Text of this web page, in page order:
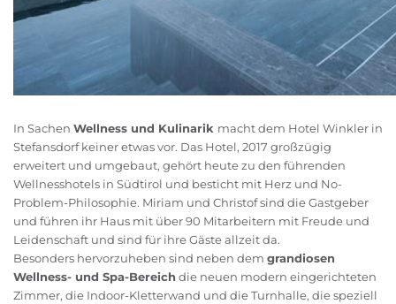
In Sachen Wellness und Kulinarik macht dem Hotel Winkler in
Stefansdorf keiner etwas vor. Das Hotel, 2017 großzügig
erweitert und umgebaut, gehört heute zu den führenden
Wellnesshotels in Südtirol und besticht mit Herz und No-
Problem-Philosophie. Miriam und Christof sind die Gastgeber
und führen ihr Haus mit über 90 Mitarbeitern mit Freude und
Leidenschaft und sind für ihre Gäste allzeit da.
Besonders hervorzuheben sind neben dem grandiosen
Wellness- und Spa-Bereich die neuen modern eingerichteten
Zimmer, die Indoor-Kletterwand und die Turnhalle, die speziell